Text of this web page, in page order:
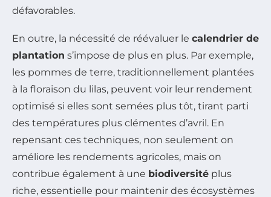
défavorables.
En outre, la nécessité de réévaluer le calendrier de
plantation s’impose de plus en plus. Par exemple,
les pommes de terre, traditionnellement plantées
à la floraison du lilas, peuvent voir leur rendement
optimisé si elles sont semées plus tôt, tirant parti
des températures plus clémentes d’avril. En
repensant ces techniques, non seulement on
améliore les rendements agricoles, mais on
contribue également à une biodiversité plus
riche, essentielle pour maintenir des écosystèmes